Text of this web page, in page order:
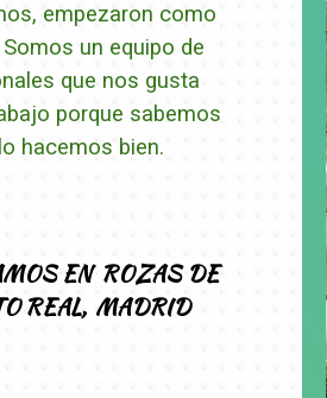
empezaron como
Somos un equipo de
que nos gusta
porque sabemos
hacemos bien.
EN ROZAS DE
REAL, MADRID